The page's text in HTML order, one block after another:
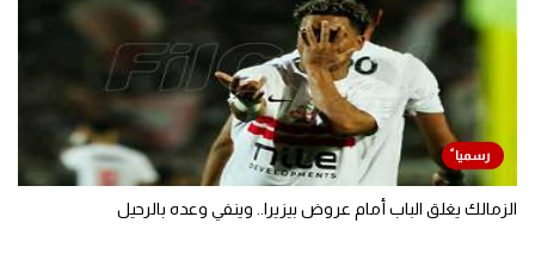
الزمالك يغلق الباب أمام عروض بيزيرا.. وينفي وعده بالرحيل